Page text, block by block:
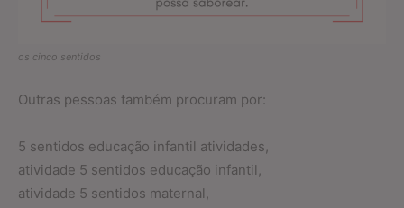
os cinco sentidos
Outras pessoas também procuram por:
5 sentidos educação infantil atividades,
atividade 5 sentidos educação infantil,
atividade 5 sentidos maternal,